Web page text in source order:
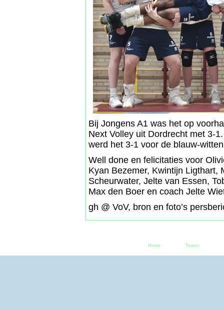
Bij Jongens A1 was het op
Next Volley uit Dordrecht met 3-
werd het 3-1 voor de blauw-
Well done en felicitaties voor
Kyan Bezemer, Kwintijn Ligthart,
Scheurwater, Jelte van Essen,
Max den Boer en coach Jelte
gh @ VoV, bron en foto’s
Home Teams